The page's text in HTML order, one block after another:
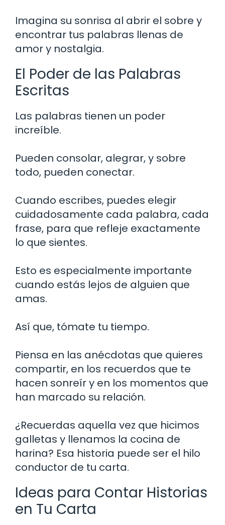
Imagina su sonrisa al abrir el sobre y
encontrar tus palabras llenas de
amor y nostalgia.
El Poder de las Palabras
Escritas
Las palabras tienen un poder
increíble.
Pueden consolar, alegrar, y sobre
todo, pueden conectar.
Cuando escribes, puedes elegir
cuidadosamente cada palabra, cada
frase, para que refleje exactamente
lo que sientes.
Esto es especialmente importante
cuando estás lejos de alguien que
amas.
Así que, tómate tu tiempo.
Piensa en las anécdotas que quieres
compartir, en los recuerdos que te
hacen sonreír y en los momentos que
han marcado su relación.
¿Recuerdas aquella vez que hicimos
galletas y llenamos la cocina de
harina? Esa historia puede ser el hilo
conductor de tu carta.
Ideas para Contar Historias
en Tu Carta